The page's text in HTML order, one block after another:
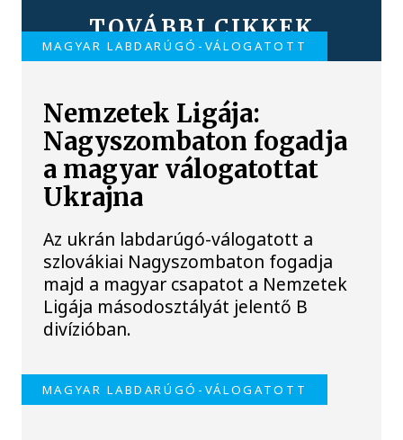
TOVÁBBI CIKKEK
MAGYAR LABDARÚGÓ-VÁLOGATOTT
Nemzetek Ligája:
Nagyszombaton fogadja
a magyar válogatottat
Ukrajna
Az ukrán labdarúgó-válogatott a
szlovákiai Nagyszombaton fogadja
majd a magyar csapatot a Nemzetek
Ligája másodosztályát jelentő B
divízióban.
MAGYAR LABDARÚGÓ-VÁLOGATOTT